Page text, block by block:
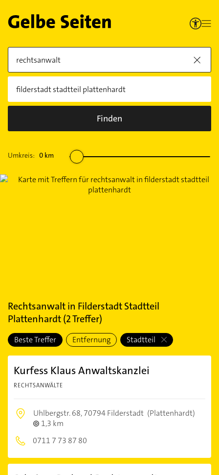
Finden
Umkreis: 0 km
Rechtsanwaltin Filderstadt Stadtteil
Plattenhardt(2Treffer)
Beste Treffer Entfernung Stadtteil
Kurfess Klaus Anwaltskanzlei
RECHTSANWÄLTE
Uhlbergstr. 68,70794 Filderstadt (Plattenhardt)
1,3 km
0711 7 73 87 80